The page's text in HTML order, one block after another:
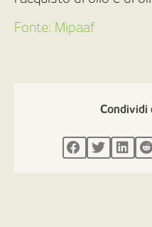
Fonte: Mipaaf
Condividi